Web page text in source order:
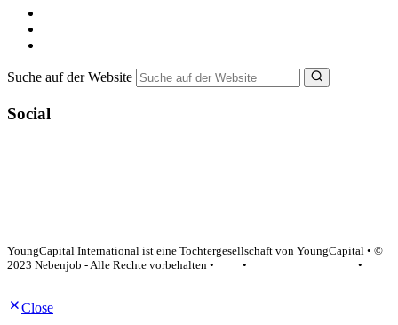
Suche auf der Website
Social
YoungCapital International ist eine Tochtergesellschaft von YoungCapital • ©
2023 Nebenjob - Alle Rechte vorbehalten •
•
•
Close